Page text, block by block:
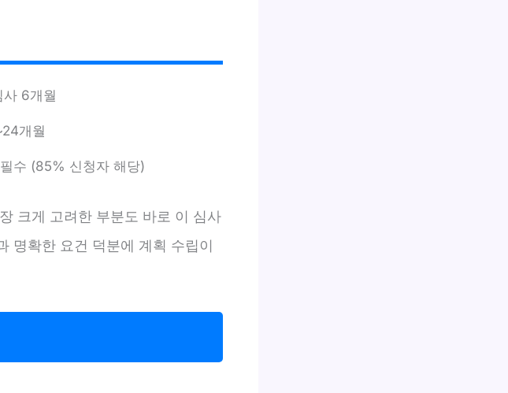
6개월
개월
수 (85% 신청자 해당)
크게 고려한 부분도 바로 이 심사
명확한 요건 덕분에 계획 수립이